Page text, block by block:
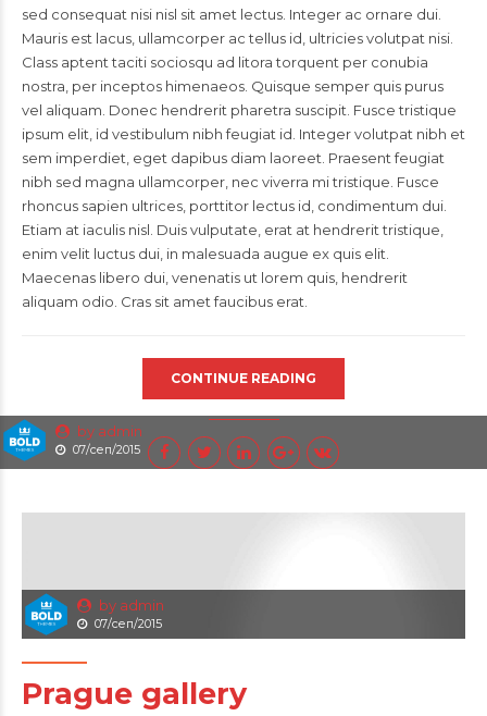
by admin
07/сеп/2015
sed consequat nisi nisl sit amet lectus. Integer ac ornare dui.
Mauris est lacus, ullamcorper ac tellus id, ultricies volutpat nisi.
Class aptent taciti sociosqu ad litora torquent per conubia
nostra, per inceptos himenaeos. Quisque semper quis purus
vel aliquam. Donec hendrerit pharetra suscipit. Fusce tristique
ipsum elit, id vestibulum nibh feugiat id. Integer volutpat nibh et
sem imperdiet, eget dapibus diam laoreet. Praesent feugiat
nibh sed magna ullamcorper, nec viverra mi tristique. Fusce
rhoncus sapien ultrices, porttitor lectus id, condimentum dui.
Etiam at iaculis nisl. Duis vulputate, erat at hendrerit tristique,
enim velit luctus dui, in malesuada augue ex quis elit.
Maecenas libero dui, venenatis ut lorem quis, hendrerit
aliquam odio. Cras sit amet faucibus erat.
CONTINUE READING
by admin
07/сеп/2015
Prague gallery